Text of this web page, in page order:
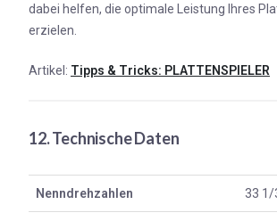
dabei helfen, die optimale Leistung Ihres
erzielen.
Artikel: Tipps & Tricks: PLATTENSPIELER
12. Technische Daten
Nenndrehzahlen 33 1/